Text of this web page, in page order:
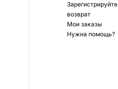
Зарегистрируйте
возврат
Мои заказы
Нужна помощь?